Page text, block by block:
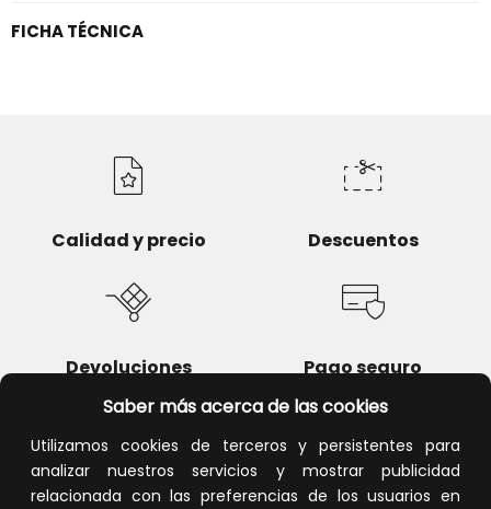
Saber más acerca de las cookies
Utilizamos cookies de terceros y persistentes para
analizar nuestros servicios y mostrar publicidad
relacionada con las preferencias de los usuarios en
FICHA TÉCNICA
Calidad y precio Descuentos
Devoluciones Pago seguro
Atención al cliente